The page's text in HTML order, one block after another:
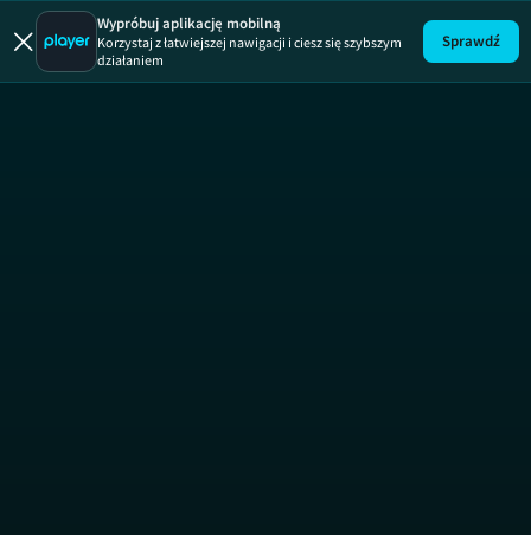
Wypróbuj aplikację mobilną
Korzystaj z łatwiejszej nawigacji i ciesz się szybszym
działaniem
Sprawdź